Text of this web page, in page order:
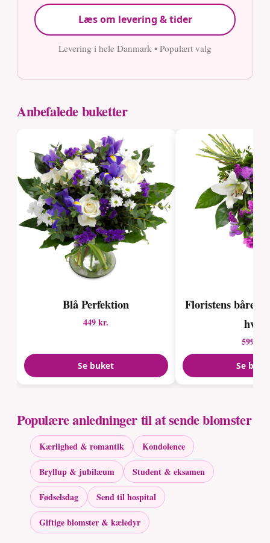
Læs om levering & tider
Levering i hele Danmark • Populært valg
Anbefalede buketter
Blå Perfektion
449 kr.
Se buket
Floristens
hvid
599 kr.
Se
Populære anledninger til at sende blomster
Kærlighed & romantik
Kondolence
Bryllup & jubilæum
Student & eksamen
Fødselsdag
Send til hospital
Giftige blomster & kæledyr